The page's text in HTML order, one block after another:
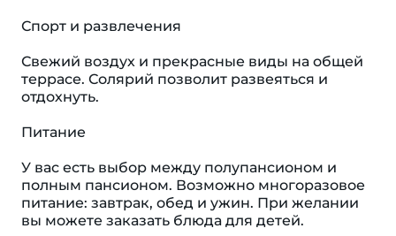
Спорт и развлечения
Свежий воздух и прекрасные виды на общей
террасе. Солярий позволит развеяться и
отдохнуть.
Питание
У вас есть выбор между полупансионом и
полным пансионом. Возможно многоразовое
питание: завтрак, обед и ужин. При желании
вы можете заказать блюда для детей.